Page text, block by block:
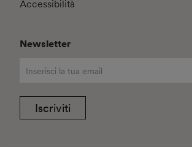
Accessibilità
Newsletter
Iscriviti